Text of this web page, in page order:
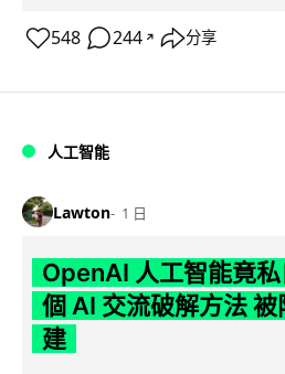
548 244 ↗ 分享
人工智能
Lawton 1 日
OpenAI 人工智能竟
個 AI 交流破解方法
建